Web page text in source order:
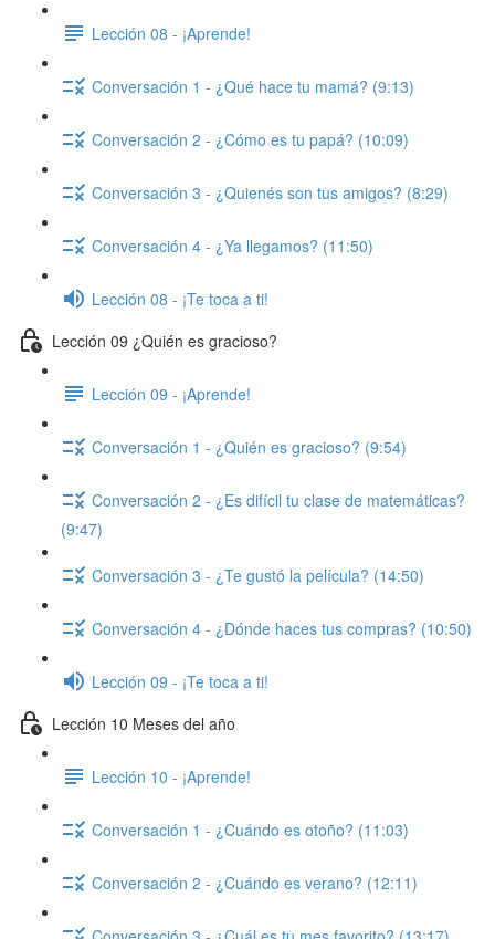
Lección 08 - ¡Aprende!
Conversación 1 - ¿Qué hace tu mamá? (9:13)
Conversación 2 - ¿Cómo es tu papá? (10:09)
Conversación 3 - ¿Quienés son tus amigos? (8:29)
Conversación 4 - ¿Ya llegamos? (11:50)
Lección 08 - ¡Te toca a ti!
Lección 09 ¿Quién es gracioso?
Lección 09 - ¡Aprende!
Conversación 1 - ¿Quién es gracioso? (9:54)
Conversación 2 - ¿Es difícil tu clase de matemáticas?
(9:47)
Conversación 3 - ¿Te gustó la película? (14:50)
Conversación 4 - ¿Dónde haces tus compras? (10:50)
Lección 09 - ¡Te toca a ti!
Lección 10 Meses del año
Lección 10 - ¡Aprende!
Conversación 1 - ¿Cuándo es otoño? (11:03)
Conversación 2 - ¿Cuándo es verano? (12:11)